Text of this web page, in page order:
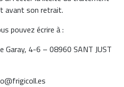
avant son retrait.
pouvez écrire à :
Garay, 4-6 – 08960 SANT JUST